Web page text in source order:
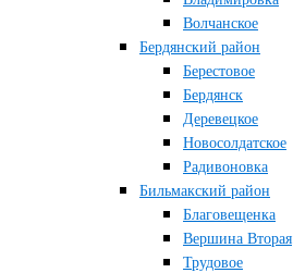
Волчанское
Бердянский район
Берестовое
Бердянск
Деревецкое
Новосолдатское
Радивоновка
Бильмакский район
Благовещенка
Вершина Вторая
Трудовое